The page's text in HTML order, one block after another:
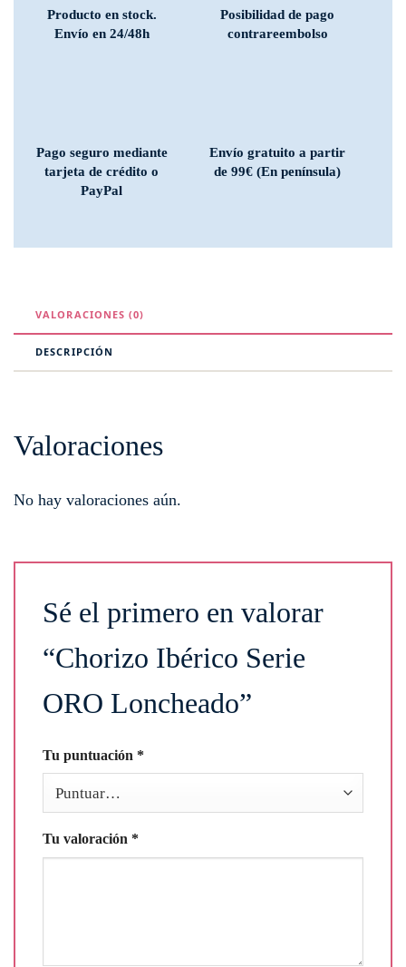
Producto en stock.
Envío en 24/48h
Posibilidad de pago
contrareembolso
Pago seguro mediante
tarjeta de crédito o
PayPal
Envío gratuito a partir
de 99€ (En península)
VALORACIONES (0)
DESCRIPCIÓN
Valoraciones
No hay valoraciones aún.
Sé el primero en valorar
“Chorizo Ibérico Serie
ORO Loncheado”
Tu puntuación *
Tu valoración *